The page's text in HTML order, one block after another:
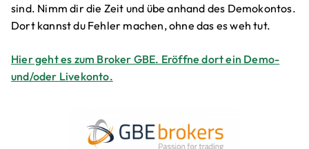
sind. Nimm dir die Zeit und übe anhand des Demokontos.
Dort kannst du Fehler machen, ohne das es weh tut.
Hier geht es zum Broker GBE. Eröffne dort ein Demo-
und/oder Livekonto.